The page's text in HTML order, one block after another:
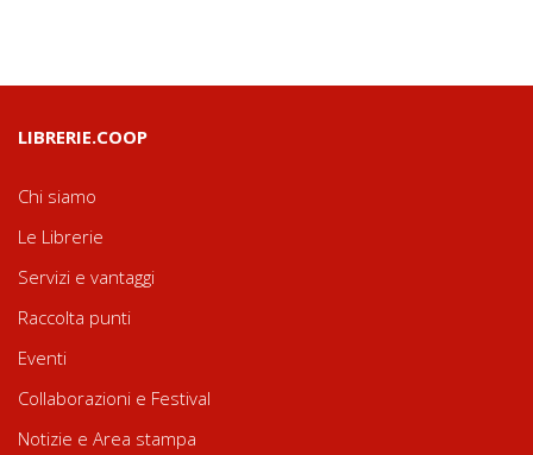
LIBRERIE.COOP
Chi siamo
Le Librerie
Servizi e vantaggi
Raccolta punti
Eventi
Collaborazioni e Festival
Notizie e Area stampa